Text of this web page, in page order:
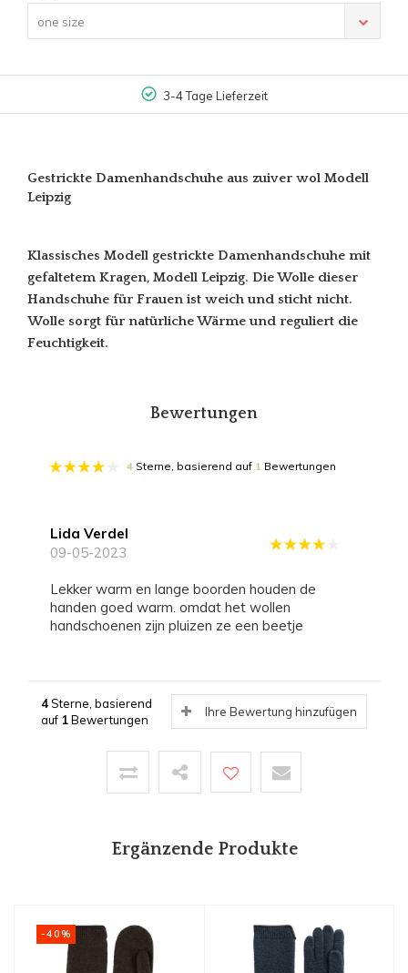
one size
3-4 Tage Lieferzeit
Gestrickte Damenhandschuhe aus zuiver wol Modell
Leipzig
Klassisches Modell gestrickte Damenhandschuhe mit
gefaltetem Kragen, Modell Leipzig. Die Wolle dieser
Handschuhe für Frauen ist weich und sticht nicht.
Wolle sorgt für natürliche Wärme und reguliert die
Feuchtigkeit.
Bewertungen
4 Sterne, basierend auf 1 Bewertungen
Lida Verdel
09-05-2023
Lekker warm en lange boorden houden de
handen goed warm. omdat het wollen
handschoenen zijn pluizen ze een beetje
4Sterne, basierend
auf 1Bewertungen
Ihre Bewertung hinzufügen
Ergänzende Produkte
-40%